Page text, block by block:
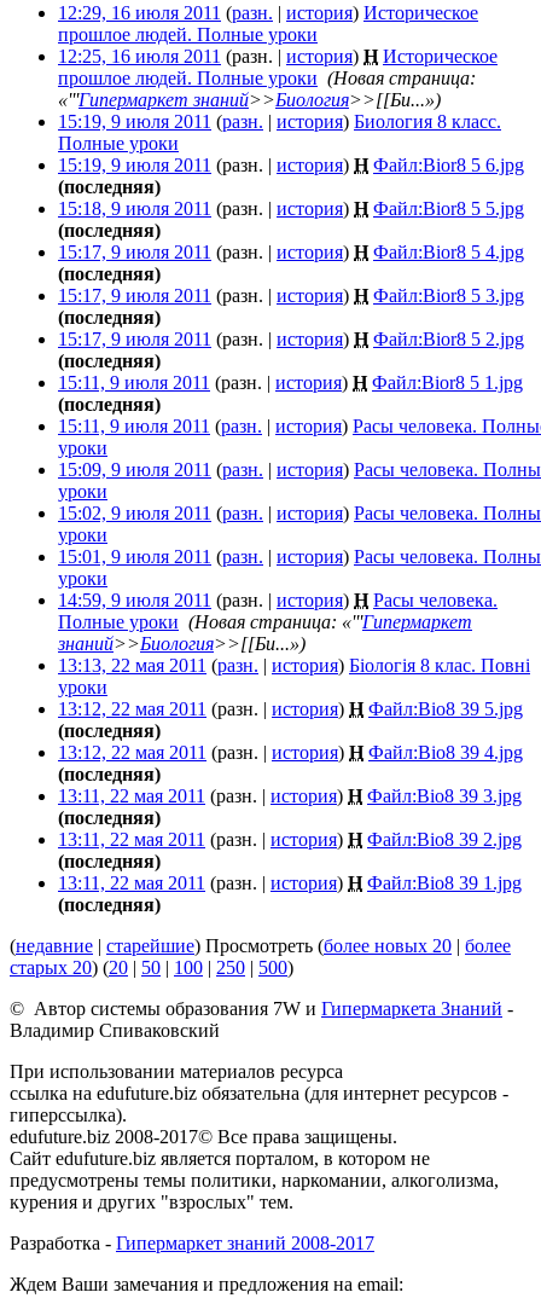
12:29, 16 июля 2011 (разн. | история) Историческое
прошлое людей. Полные уроки
12:25, 16 июля 2011 (разн. | история) Н Историческое
прошлое людей. Полные уроки (Новая страница:
«'''Гипермаркет знаний>>Биология>>[[Би...»)
15:19, 9 июля 2011 (разн. | история) Биология 8 класс.
Полные уроки
15:19, 9 июля 2011 (разн. | история) Н Файл:Bior8 5 6.jpg
(последняя)
15:18, 9 июля 2011 (разн. | история) Н Файл:Bior8 5 5.jpg
(последняя)
15:17, 9 июля 2011 (разн. | история) Н Файл:Bior8 5 4.jpg
(последняя)
15:17, 9 июля 2011 (разн. | история) Н Файл:Bior8 5 3.jpg
(последняя)
15:17, 9 июля 2011 (разн. | история) Н Файл:Bior8 5 2.jpg
(последняя)
15:11, 9 июля 2011 (разн. | история) Н Файл:Bior8 5 1.jpg
(последняя)
15:11, 9 июля 2011 (разн. | история) Расы человека.
уроки
15:09, 9 июля 2011 (разн. | история) Расы человека.
уроки
15:02, 9 июля 2011 (разн. | история) Расы человека.
уроки
15:01, 9 июля 2011 (разн. | история) Расы человека.
уроки
14:59, 9 июля 2011 (разн. | история) Н Расы человека.
Полные уроки (Новая страница: «'''Гипермаркет
знаний>>Биология>>[[Би...»)
13:13, 22 мая 2011 (разн. | история) Біологія 8 клас. Повні
уроки
13:12, 22 мая 2011 (разн. | история) Н Файл:Bio8 39 5.jpg
(последняя)
13:12, 22 мая 2011 (разн. | история) Н Файл:Bio8 39 4.jpg
(последняя)
13:11, 22 мая 2011 (разн. | история) Н Файл:Bio8 39 3.jpg
(последняя)
13:11, 22 мая 2011 (разн. | история) Н Файл:Bio8 39 2.jpg
(последняя)
13:11, 22 мая 2011 (разн. | история) Н Файл:Bio8 39 1.jpg
(последняя)
(недавние | старейшие) Просмотреть (более новых 20 | более
старых 20) (20 | 50 | 100 | 250 | 500)
© Автор системы образования 7W и Гипермаркета Знаний -
Владимир Спиваковский
При использовании материалов ресурса
ссылка на edufuture.biz обязательна (для интернет ресурсов -
гиперссылка).
edufuture.biz 2008-2017© Все права защищены.
Сайт edufuture.biz является порталом, в котором не
предусмотрены темы политики, наркомании, алкоголизма,
курения и других "взрослых" тем.
Разработка - Гипермаркет знаний 2008-2017
Ждем Ваши замечания и предложения на email: